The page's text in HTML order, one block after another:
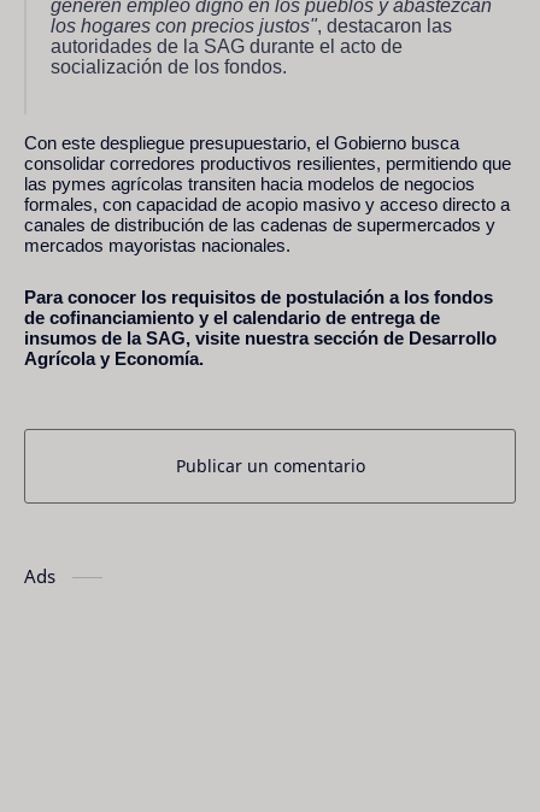
generen empleo digno en los pueblos y abastezcan
los hogares con precios justos", destacaron las
autoridades de la SAG durante el acto de
socialización de los fondos.
Con este despliegue presupuestario, el Gobierno busca
consolidar corredores productivos resilientes, permitiendo que
las pymes agrícolas transiten hacia modelos de negocios
formales, con capacidad de acopio masivo y acceso directo a
canales de distribución de las cadenas de supermercados y
mercados mayoristas nacionales.
Para conocer los requisitos de postulación a los fondos
de cofinanciamiento y el calendario de entrega de
insumos de la SAG, visite nuestra sección de Desarrollo
Agrícola y Economía.
Publicar un comentario
Ads